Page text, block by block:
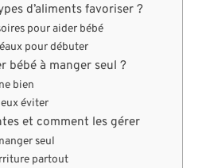
d’aliments favoriser ?
pour aider bébé
pour débuter
bébé à manger seul ?
bien
éviter
et comment les gérer
seul
partout